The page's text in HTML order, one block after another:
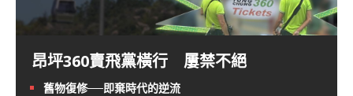
昂坪360賣飛黨橫行 屢禁不絕
舊物復修──即棄時代的逆流